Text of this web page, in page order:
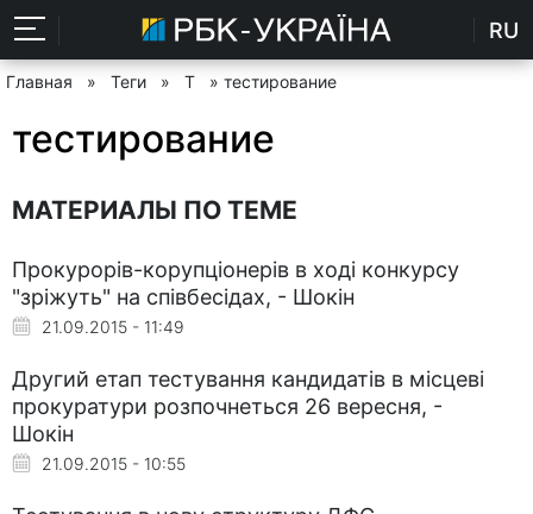
RU
Главная » Теги » Т » тестирование
тестирование
МАТЕРИАЛЫ ПО ТЕМЕ
Прокурорів-корупціонерів в ході конкурсу
"зріжуть" на співбесідах, - Шокін
21.09.2015 - 11:49
Другий етап тестування кандидатів в місцеві
прокуратури розпочнеться 26 вересня, -
Шокін
21.09.2015 - 10:55